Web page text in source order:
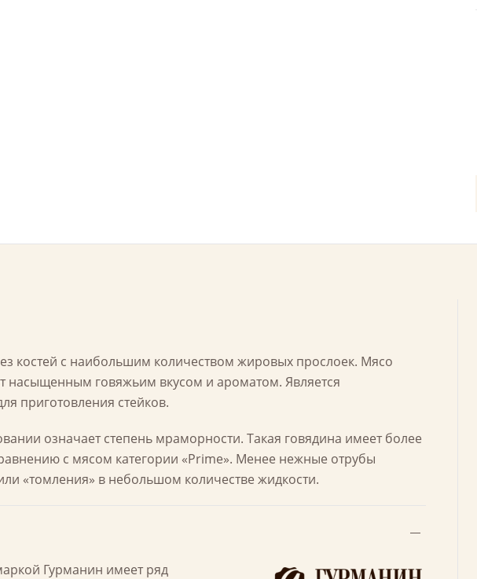
костей с наибольшим количеством жировых прослоек. Мясо
насыщенным говяжьим вкусом и ароматом. Является
приготовления стейков.
означает степень мраморности. Такая говядина имеет более
с мясом категории «Prime». Менее нежные отрубы
«томления» в небольшом количестве жидкости.
Гурманин имеет ряд